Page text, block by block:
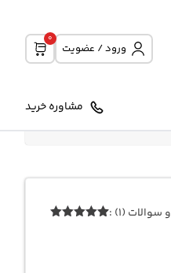
ورود / عضویت
0
مشاوره خرید
سوالات (1) :